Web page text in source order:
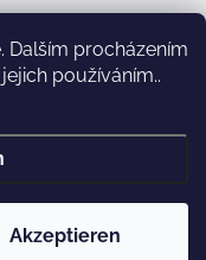
Dalším procházením
používáním..
Akzeptieren